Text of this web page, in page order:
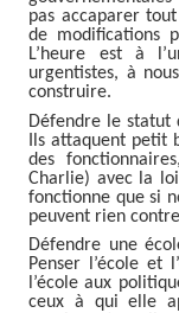
pas accaparer
de modifications
L’heure est à
urgentistes, à
construire.
Défendre le statut
Ils attaquent petit
des
Charlie) avec la
fonctionne que si
peuvent rien
Défendre une
Penser l’école et
l’école aux
ceux à qui elle